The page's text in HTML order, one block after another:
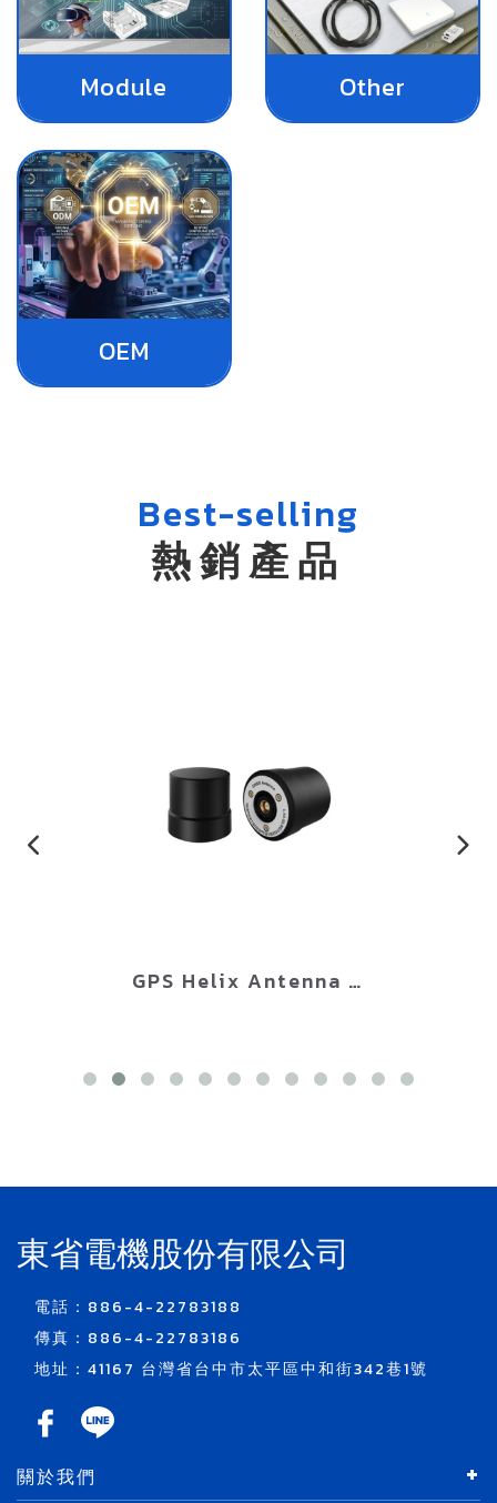
Module Other
OEM
Best-selling
熱銷產品
GPS Helix Antenna (TAN1216Q39)
東省電機股份有限公司
電話：886-4-22783188
傳真：886-4-22783186
地址：41167 台灣省台中市太平區中和街342巷1號
關於我們